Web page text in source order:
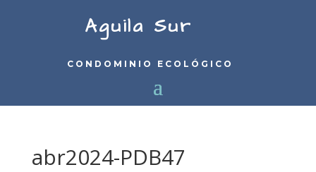
Aguila Sur
CONDOMINIO ECOLÓGICO
abr2024-PDB47